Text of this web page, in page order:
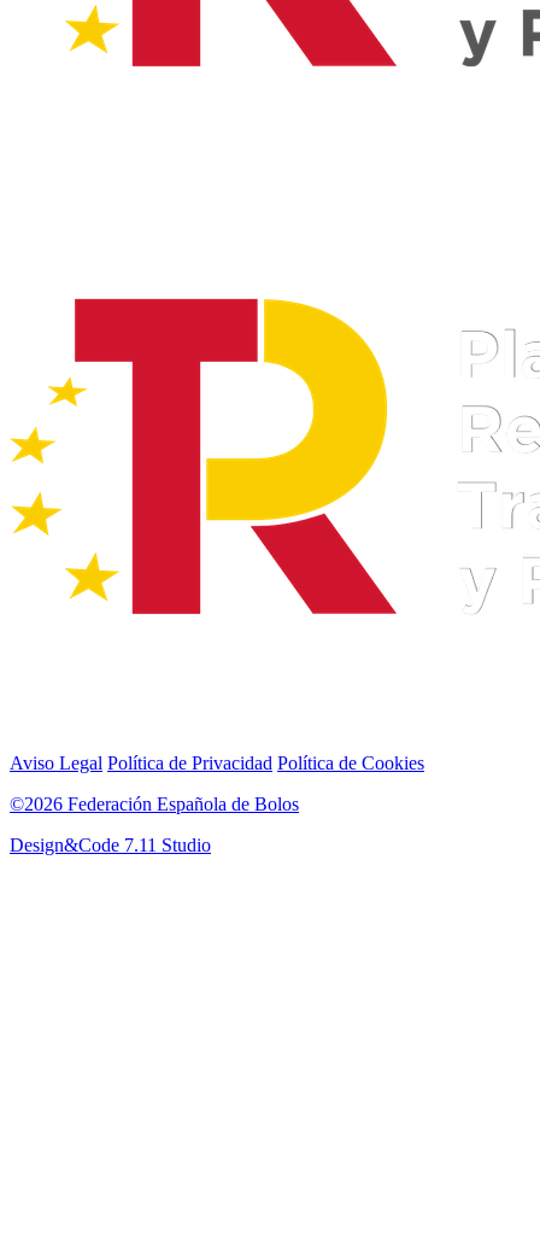
Aviso Legal Política de Privacidad Política de Cookies
©2026 Federación Española de Bolos
Design&Code 7.11 Studio